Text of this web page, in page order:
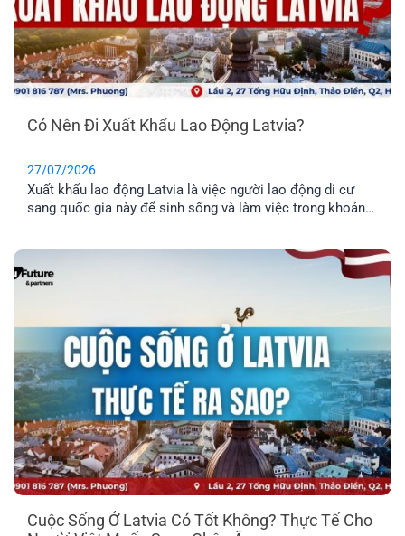
Có Nên Đi Xuất Khẩu Lao Động Latvia?
27/07/2026
Xuất khẩu lao động Latvia là việc người lao động di cư
sang quốc gia này để sinh sống và làm việc trong khoản
nhu cầu định cư. Vậy đâu mới là phương án định cư cho
cả gia đình tốt nhất? Cùng EFP tìm hiểu qua bài viết dưới
Cuộc Sống Ở Latvia Có Tốt Không? Thực Tế Cho